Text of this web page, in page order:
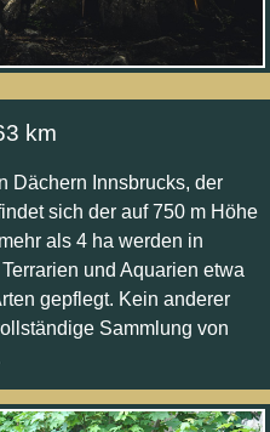
km
Dächern Innsbrucks, der
sich der auf 750 m Höhe
als 4 ha werden in
und Aquarien etwa
gepflegt. Kein anderer
Sammlung von